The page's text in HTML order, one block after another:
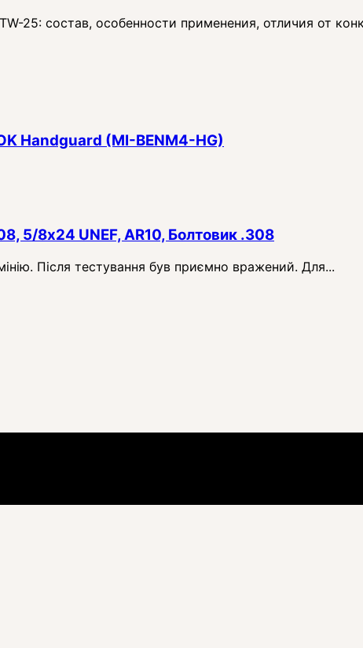
25: состав, особенности применения, отличия от
Handguard (MI-BENM4-HG)
5/8x24 UNEF, AR10, Болтовик .308
Після тестування був приємно вражений. Для...